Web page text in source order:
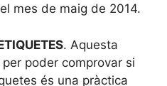
mes de maig de 2014.
. Aquesta
per poder comprovar si
és una pràctica